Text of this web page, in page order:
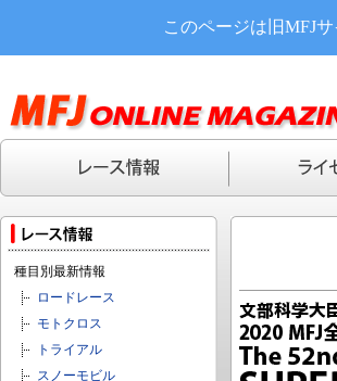
このページは旧MFJ
種目別最新情報
ロードレース
モトクロス
トライアル
スノーモビル